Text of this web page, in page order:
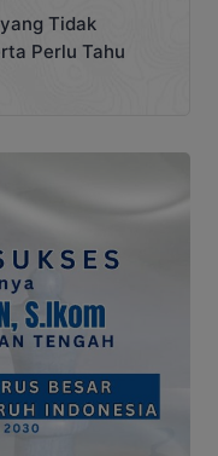
Tidak
Perlu Tahu